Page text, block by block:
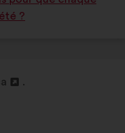
kategorii:
?